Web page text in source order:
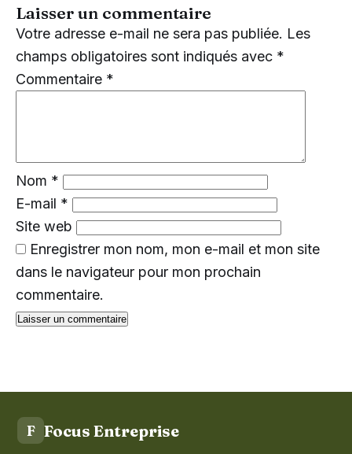
Laisser un commentaire
Votre adresse e-mail ne sera pas publiée. Les
champs obligatoires sont indiqués avec *
Commentaire *
Nom *
E-mail *
Site web
Enregistrer mon nom, mon e-mail et mon site
dans le navigateur pour mon prochain
commentaire.
F Focus Entreprise